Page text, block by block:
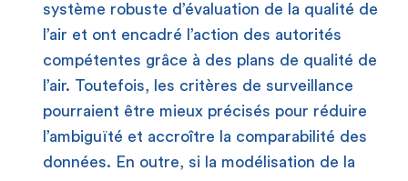
système robuste d’évaluation de la qualité de
l’air et ont encadré l’action des autorités
compétentes grâce à des plans de qualité de
l’air. Toutefois, les critères de surveillance
pourraient être mieux précisés pour réduire
l’ambiguïté et accroître la comparabilité des
données. En outre, si la modélisation de la